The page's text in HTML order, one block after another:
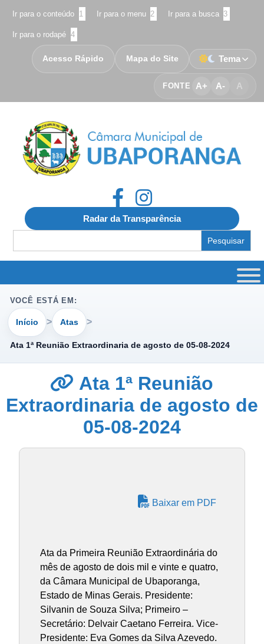
Ir para o conteúdo 1 Ir para o menu 2 Ir para a busca 3
Ir para o rodapé 4
FONTE A+ A- A
Acesso Rápido Mapa do Site Tema
Radar da Transparência
for:
VOCÊ ESTÁ EM:
Início Atas
Ata 1ª Reunião Extraordinaria de agosto de 05-08-2024
Ata 1ª Reunião
Extraordinaria de agosto de
05-08-2024
Baixar em PDF
Ata da Primeira Reunião Extraordinária do
mês de agosto de dois mil e vinte e quatro,
da Câmara Municipal de Ubaporanga,
Estado de Minas Gerais. Presidente:
Silvanin de Souza Silva; Primeiro –
Secretário: Delvair Caetano Ferreira. Vice-
Presidente: Eva Gomes da Silva Azevedo.